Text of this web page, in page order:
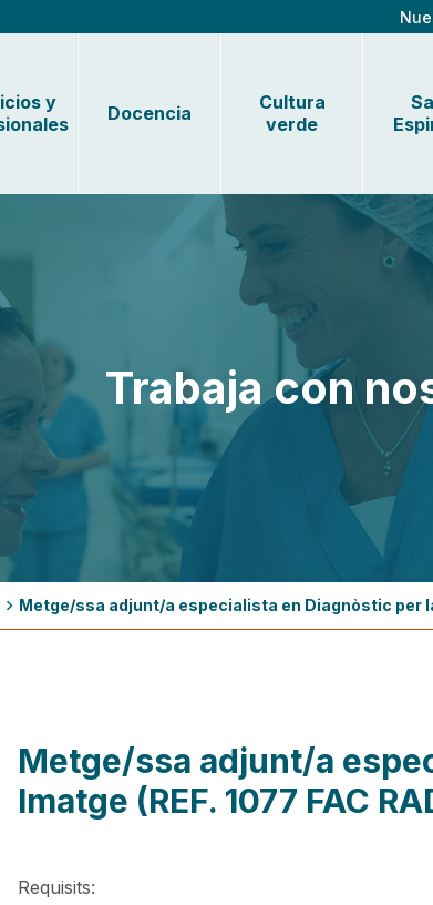
y
Docencia
Cultura
verde
Trabaja con
Metge/ssa adjunt/a especialista en Diagnòstic per la
Metge/ssa adjunt/a
Imatge (REF. 1077 FAC
Requisits: